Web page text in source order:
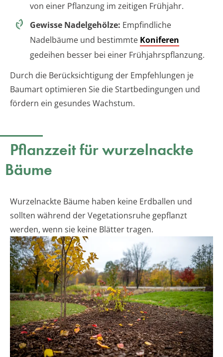
von einer Pflanzung im zeitigen Frühjahr.
Gewisse Nadelgehölze: Empfindliche
Nadelbäume und bestimmte Koniferen
gedeihen besser bei einer Frühjahrspflanzung.
Durch die Berücksichtigung der Empfehlungen je
Baumart optimieren Sie die Startbedingungen und
fördern ein gesundes Wachstum.
Pflanzzeit für wurzelnackte
Bäume
Wurzelnackte Bäume haben keine Erdballen und
sollten während der Vegetationsruhe gepflanzt
werden, wenn sie keine Blätter tragen.